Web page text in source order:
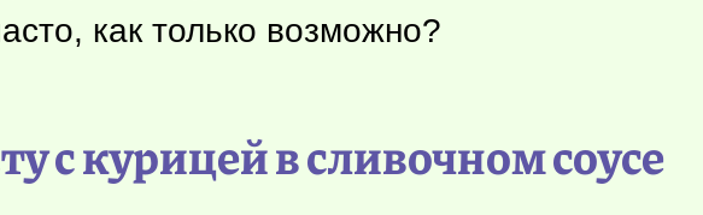
как только возможно?
с курицей в сливочном соусе